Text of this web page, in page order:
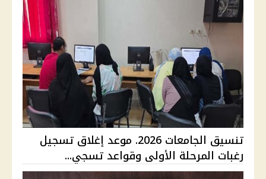
تنسيق الجامعات 2026. موعد إغلاق تسجيل
رغبات المرحلة الأولى وقواعد تسجي...